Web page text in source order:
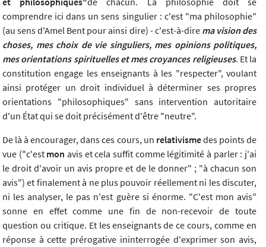
comprendre ici dans un sens singulier : c'est "ma philosophie"
(au sens d'Amel Bent pour ainsi dire) - c'est-à-direma vision des
choses, mes choix de vie singuliers, mes opinions politiques,
mes orientations spirituelles et mes croyances religieuses. Et la
constitution engage les enseignants à les "respecter", voulant
ainsi protéger un droit individuel à déterminer ses propres
orientations "philosophiques" sans intervention autoritaire
d'un État qui se doit précisément d'être "neutre".
De là à encourager, dans ces cours, un relativismedes points de
vue ("c'est monavis et cela suffit comme légitimité à parler : j'ai
le droit d'avoir un avis propre et de le donner" ; "à chacun son
avis") et finalement à ne plus pouvoir réellement ni les discuter,
ni les analyser, le pas n'est guère si énorme. "C'est mon avis"
sonne en effet comme une fin de non-recevoir de toute
question ou critique. Et les enseignants de ce cours, comme en
réponse à cette prérogative ininterrogée d'exprimer son avis,